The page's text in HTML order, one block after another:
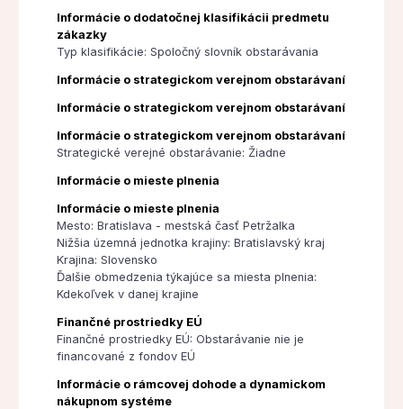
Informácie o dodatočnej klasifikácii predmetu
zákazky
Typ klasifikácie: Spoločný slovník obstarávania
Informácie o strategickom verejnom obstarávaní
Informácie o strategickom verejnom obstarávaní
Informácie o strategickom verejnom obstarávaní
Strategické verejné obstarávanie: Žiadne
Informácie o mieste plnenia
Informácie o mieste plnenia
Mesto: Bratislava - mestská časť Petržalka
Nižšia územná jednotka krajiny: Bratislavský kraj
Krajina: Slovensko
Ďalšie obmedzenia týkajúce sa miesta plnenia:
Kdekoľvek v danej krajine
Finančné prostriedky EÚ
Finančné prostriedky EÚ: Obstarávanie nie je
financované z fondov EÚ
Informácie o rámcovej dohode a dynamickom
nákupnom systéme